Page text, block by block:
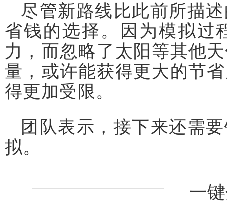
尽管新路线比此前所描
省钱的选择。因为模拟过
力，而忽略了太阳等其他
量，或许能获得更大的节
得更加受限。
团队表示，接下来还需
拟。
一